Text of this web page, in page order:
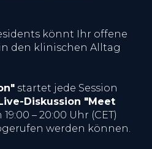
könnt Ihr offene
den klinischen Alltag
startet jede Session
Diskussion "Meet
– 20:00 Uhr (CET)
werden können.